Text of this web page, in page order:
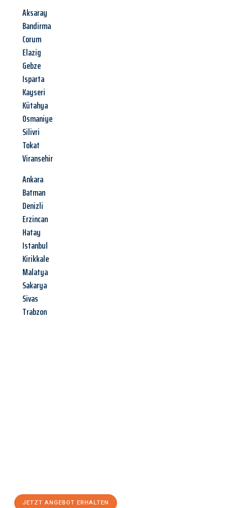
Aksaray
Bandirma
Corum
Elazig
Gebze
Isparta
Kayseri
Kütahya
Osmaniye
Silivri
Tokat
Viransehir
Ankara
Batman
Denizli
Erzincan
Hatay
Istanbul
Kirikkale
Malatya
Sakarya
Sivas
Trabzon
JETZT ANGEBOT ERHALTEN